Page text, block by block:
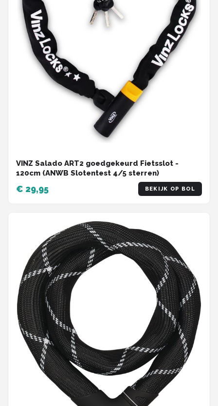
VINZ Salado ART2 goedgekeurd Fietsslot -
120cm (ANWB Slotentest 4/5 sterren)
€ 29,95 BEKIJK OP BOL